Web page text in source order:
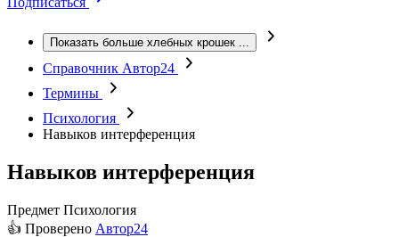
Показать больше хлебных крошек ...
Справочник Автор24
Термины
Психология
Навыков интерференция
Навыков интерференция
Предмет Психология
👍 Проверено Автор24